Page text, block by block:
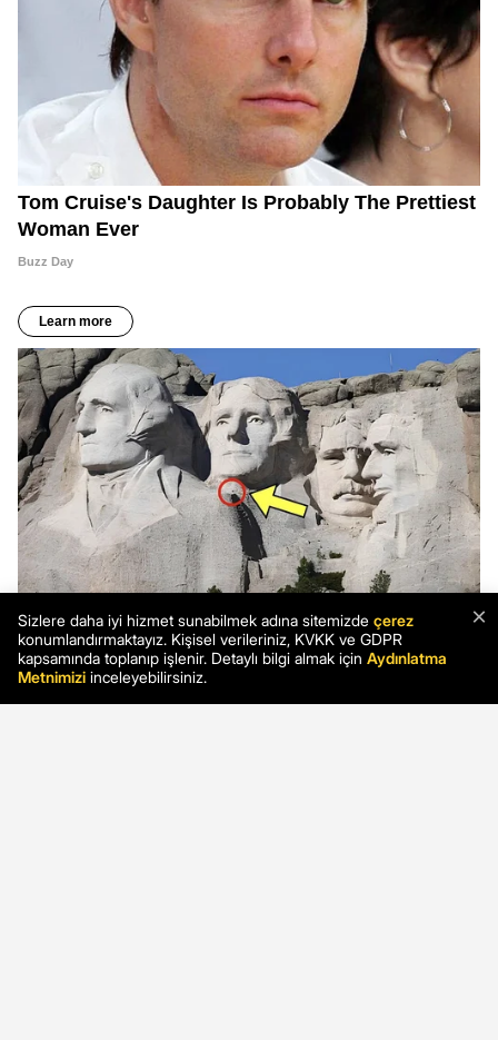
×
Sizlere daha iyi hizmet sunabilmek adına sitemizde çerez
konumlandırmaktayız. Kişisel verileriniz, KVKK ve GDPR
kapsamında toplanıp işlenir. Detaylı bilgi almak için Aydınlatma
Metnimizi inceleyebilirsiniz.